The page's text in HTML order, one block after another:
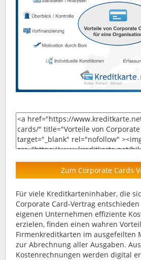
Zum Corporate Cards
Für viele Kreditkarteninhaber, die
Corporate Card-Vertrag
eigenen Unternehmen effiziente
erzielen, finden einen wahren
Firmenkreditkarten im ausgefeilten
zur Abrechnung aller Ausgaben.
Kostenrechnungen werden digital